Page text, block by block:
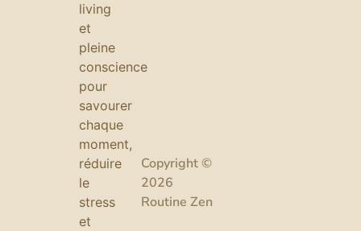
living
et
pleine
conscience
pour
savourer
chaque
moment,
réduire
le
stress
et
Copyright ©
2026
Routine Zen